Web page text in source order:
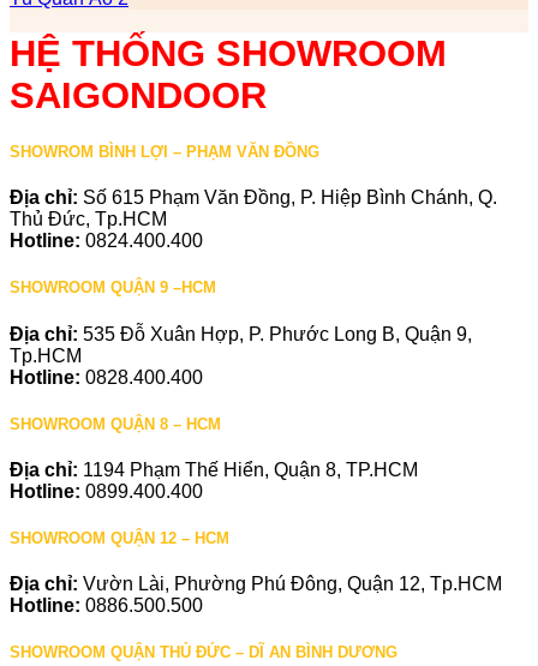
HỆ THỐNG SHOWROOM
SAIGONDOOR
SHOWROM BÌNH LỢI – PHẠM VĂN ĐỒNG
Địa chỉ: Số 615 Phạm Văn Đồng, P. Hiệp Bình Chánh, Q.
Thủ Đức, Tp.HCM
Hotline: 0824.400.400
SHOWROOM QUẬN 9 –HCM
Địa chỉ: 535 Đỗ Xuân Hợp, P. Phước Long B, Quận 9,
Tp.HCM
Hotline: 0828.400.400
SHOWROOM QUẬN 8 – HCM
Địa chỉ: 1194 Phạm Thế Hiển, Quận 8, TP.HCM
Hotline: 0899.400.400
SHOWROOM QUẬN 12 – HCM
Địa chỉ: Vườn Lài, Phường Phú Đông, Quận 12, Tp.HCM
Hotline: 0886.500.500
SHOWROOM QUẬN THỦ ĐỨC – DĨ AN BÌNH DƯƠNG